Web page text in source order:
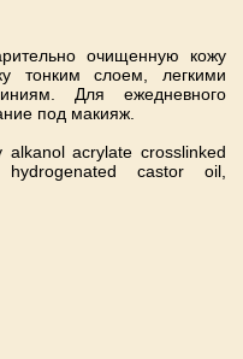
очищенную кожу
тонким слоем, легкими
Для ежедневного
под макияж.
alkanol acrylate crosslinked
castor oil,